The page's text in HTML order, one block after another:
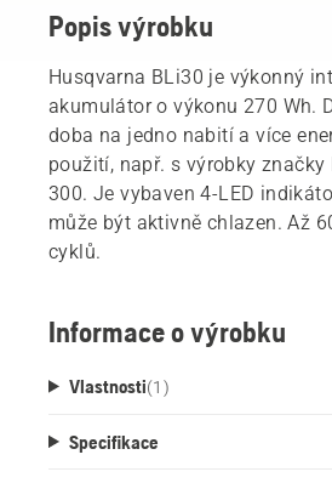
Popis výrobku
Husqvarna BLi30 je výkonný
akumulátor o výkonu 270 Wh.
doba na jedno nabití a více
použití, např. s výrobky značky
300. Je vybaven 4-LED
může být aktivně chlazen. Až
cyklů.
Informace o výrobku
Vlastnosti(1 )
Specifikace